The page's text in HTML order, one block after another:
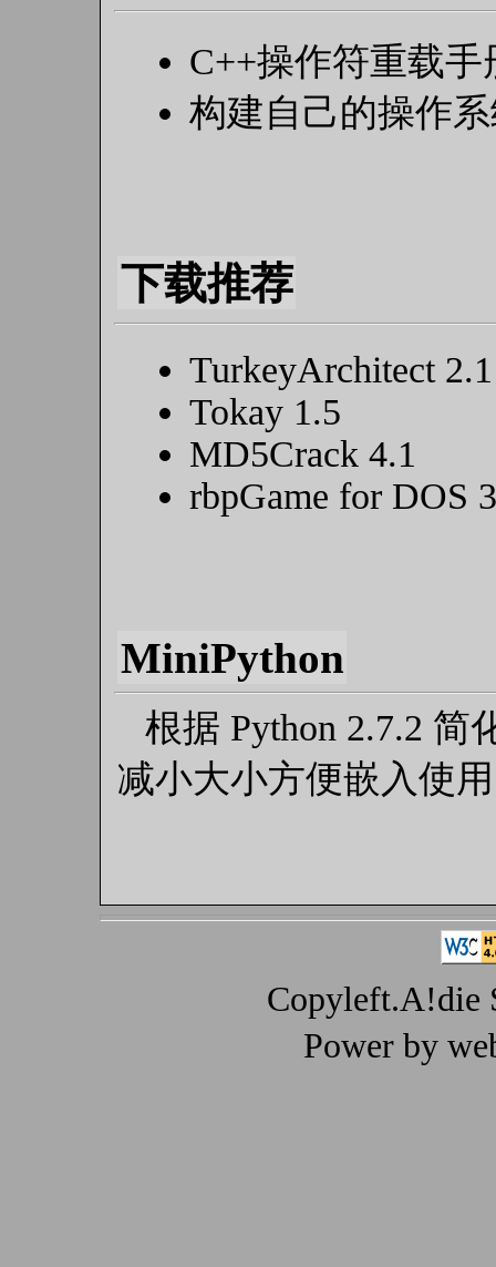
C++操作符重载手
构建自己的操作
下载推荐
TurkeyArchitect 2.1
Tokay 1.5
MD5Crack 4.1
rbpGame for DOS
MiniPython
根据 Python 2.7.2
减小大小方便嵌入使
Copyleft.A!die
Power by